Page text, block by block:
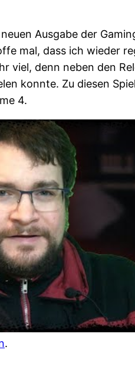
Ausgabe der
mal, dass ich wieder
viel, denn neben den
konnte. Zu diesen
4.
.